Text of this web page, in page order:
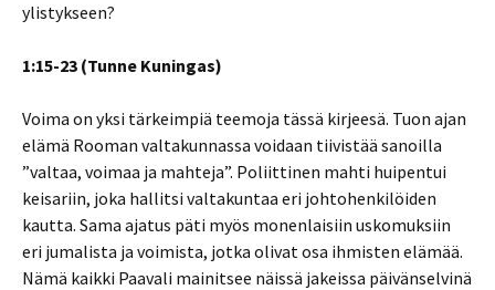
ylistykseen?
1:15-23 (Tunne Kuningas)
Voima on yksi tärkeimpiä teemoja tässä kirjeesä. Tuon ajan
elämä Rooman valtakunnassa voidaan tiivistää sanoilla
”valtaa, voimaa ja mahteja”. Poliittinen mahti huipentui
keisariin, joka hallitsi valtakuntaa eri johtohenkilöiden
kautta. Sama ajatus päti myös monenlaisiin uskomuksiin
eri jumalista ja voimista, jotka olivat osa ihmisten elämää.
Nämä kaikki Paavali mainitsee näissä jakeissa päivänselvinä